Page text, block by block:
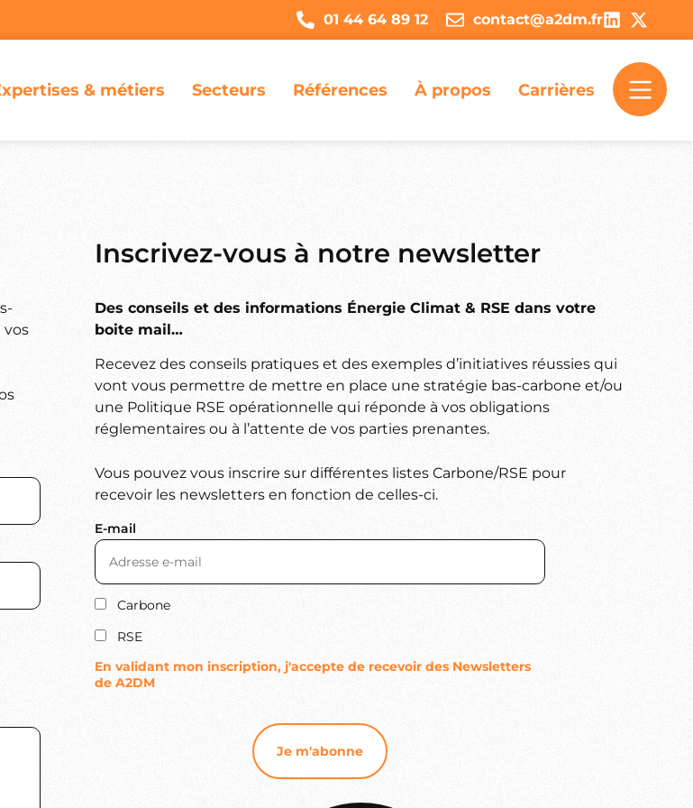
01 44 64 89 12 contact@a2dm.fr
& métiers Secteurs Références À propos Carrières
vos
Inscrivez-vous à notre newsletter
Des conseils et des informations Énergie Climat & RSE dans votre
boite mail…
Recevez des conseils pratiques et des exemples d’initiatives réussies qui
vont vous permettre de mettre en place une stratégie bas-carbone et/ou
une Politique RSE opérationnelle qui réponde à vos obligations
réglementaires ou à l’attente de vos parties prenantes.
Vous pouvez vous inscrire sur différentes listes Carbone/RSE pour
recevoir les newsletters en fonction de celles-ci.
E-mail
Carbone
RSE
En validant mon inscription, j'accepte de recevoir des Newsletters
de A2DM